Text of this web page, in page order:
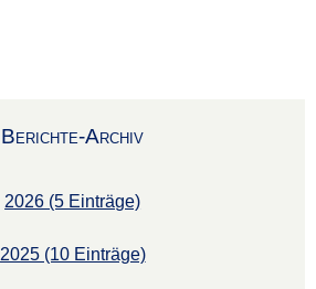
Berichte-Archiv
2026 (5 Einträge)
2025 (10 Einträge)